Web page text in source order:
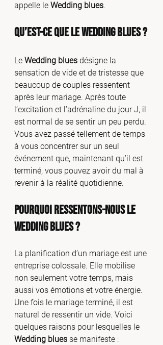
appelle le Wedding blues.
Qu’est-ce que le Wedding Blues ?
Le Wedding blues désigne la
sensation de vide et de tristesse que
beaucoup de couples ressentent
après leur mariage. Après toute
l’excitation et l’adrénaline du jour J, il
est normal de se sentir un peu perdu.
Vous avez passé tellement de temps
à vous concentrer sur un seul
événement que, maintenant qu’il est
terminé, vous pouvez avoir du mal à
revenir à la réalité quotidienne.
Pourquoi ressentons-nous le
Wedding Blues ?
La planification d’un mariage est une
entreprise colossale. Elle mobilise
non seulement votre temps, mais
aussi vos émotions et votre énergie.
Une fois le mariage terminé, il est
naturel de ressentir un vide. Voici
quelques raisons pour lesquelles le
Wedding blues se manifeste :